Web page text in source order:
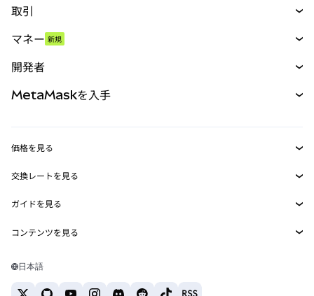
取引
パーペチュアル
RWA
マネー 新規
開発者
MetaMask Connect
Snaps
Web3サービス
MetaMaskを入手
セキュリティ
サポート
キャリア
お問い合わせ
価格を見る
イーサリアムの価格
Solanaの価格
Tetherの価格
交換レートを見る
ETH→USD
USDT→INR
BTC→INR
ETH→USDT
ガイドを見る
ETHの購入
コンテンツを見る
Solanaウォレット
日本語